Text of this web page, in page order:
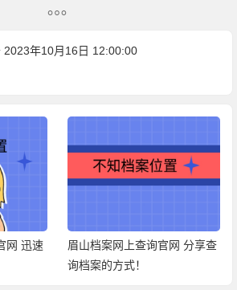
2023年10月16日 12:00:00
网 迅速
眉山档案网上查询官网 分享查
询档案的方式！